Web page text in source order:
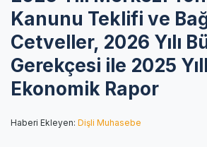
Yönetim
Bütçe
Kanunu
ve
Bağlı
Cetveller,
Yılı
Kanunu Teklifi ve
Cetveller, 2026 Yılı
Gerekçesi ile 2025
Ekonomik Rapor
Haberi Ekleyen: Dişli Muhasebe